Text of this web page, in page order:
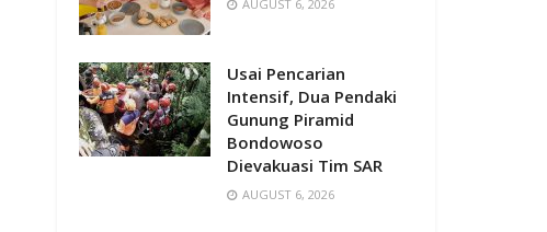
AUGUST 6, 2026
Usai Pencarian
Intensif, Dua Pendaki
Gunung Piramid
Bondowoso
Dievakuasi Tim SAR
AUGUST 6, 2026